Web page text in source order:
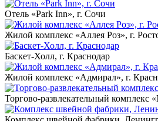
Отель «Park Inn», г. Сочи
Жилой комплекс «Аллея Роз», г.
Баскет-Холл, г. Краснодар
Жилой комплекс «Адмирал», г.
Торгово-развлекательный комплекс